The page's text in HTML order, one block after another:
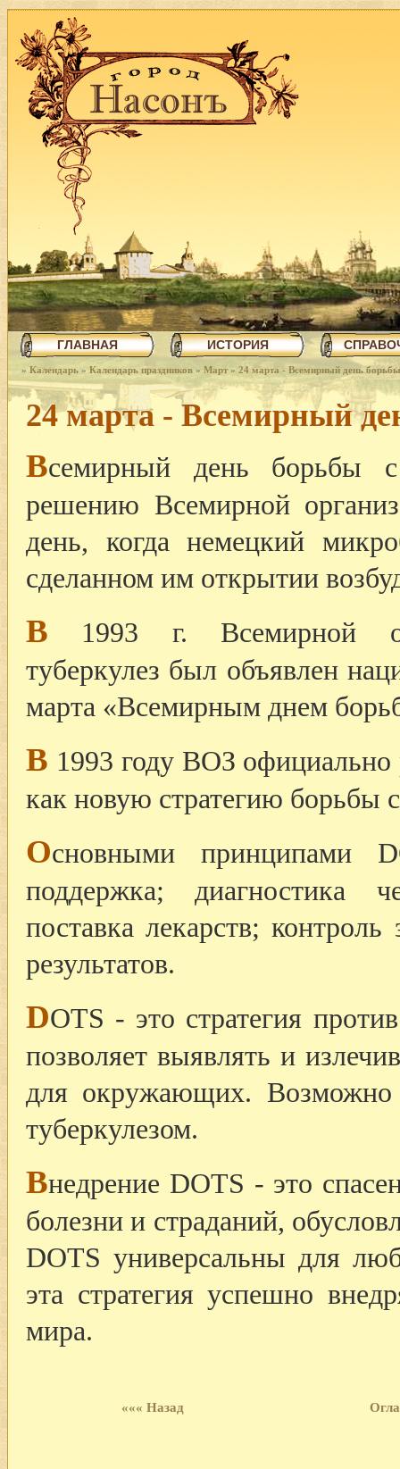
ГЛАВНАЯ ИСТОРИЯ
» Календарь » Календарь праздников » Март» 24 марта - Всемирный день борьбы
24 марта - Всемирный
Всемирный день борьбы с
решению Всемирной
день, когда немецкий
сделанном им открытии
В 1993 г. Всемирной
туберкулез был объявлен
марта «Всемирным днем
В 1993 году ВОЗ официально
как новую стратегию борьбы
Основными принципами
поддержка; диагностика
поставка лекарств;
результатов.
DOTS - это стратегия
позволяет выявлять и
для окружающих. Возможно
туберкулезом.
Внедрение DOTS - это
болезни и страданий,
DOTS универсальны для
эта стратегия успешно
мира.
««« Назад